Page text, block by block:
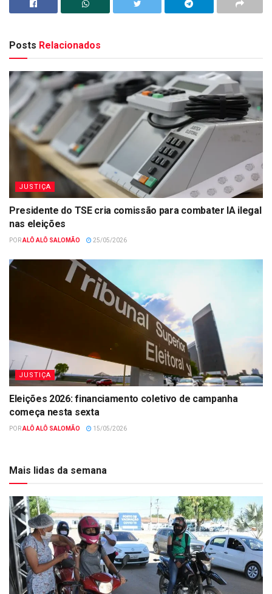
Posts Relacionados
JUSTIÇA
Presidente do TSE cria comissão para combater IA ilegal
nas eleições
PORALÔ ALÔ SALOMÃO 25/05/2026
JUSTIÇA
Eleições 2026: financiamento coletivo de campanha
começa nesta sexta
PORALÔ ALÔ SALOMÃO 15/05/2026
Mais lidas da semana